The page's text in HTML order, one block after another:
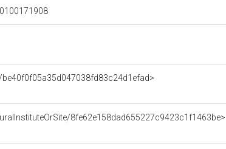
8fe62e158dad655227c9423c1f1463be>